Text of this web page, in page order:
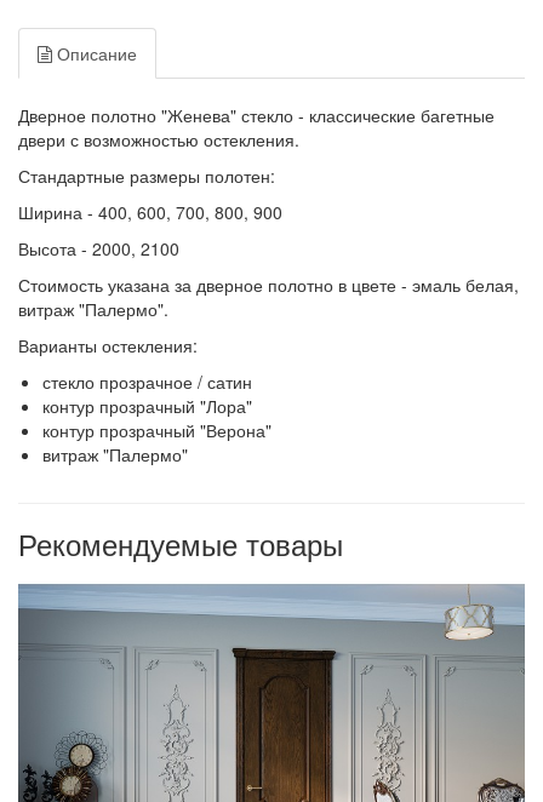
Описание
Дверное полотно "Женева" стекло - классические багетные
двери с возможностью остекления.
Стандартные размеры полотен:
Ширина - 400, 600, 700, 800, 900
Высота - 2000, 2100
Стоимость указана за дверное полотно в цвете - эмаль белая,
витраж "Палермо".
Варианты остекления:
стекло прозрачное / сатин
контур прозрачный "Лора"
контур прозрачный "Верона"
витраж "Палермо"
Рекомендуемые товары